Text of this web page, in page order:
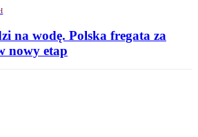
na wodę. Polska fregata za
nowy etap